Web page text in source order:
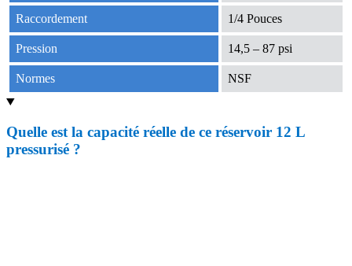
Raccordement 1/4 Pouces
Pression 14,5 – 87 psi
Normes NSF
Quelle est la capacité réelle de ce réservoir 12 L
pressurisé ?